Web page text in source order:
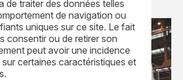
de traiter des données telles
de navigation ou
uniques sur ce site. Le fait
consentir ou de retirer son
peut avoir une incidence
certaines caractéristiques et